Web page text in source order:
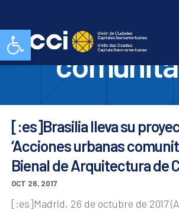
Abrir barra de herramientasaccion
[:es]Brasilia lleva su
‘Acciones urbanas
Bienal de Arquitectura de
OCT 26, 2017
[:es]Madrid, 26 de octubre de 2017